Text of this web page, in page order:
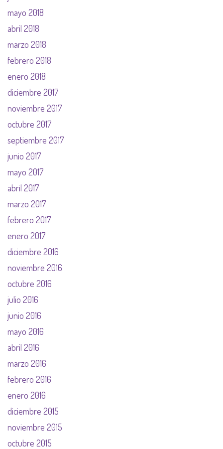
mayo 2018
abril 2018
marzo 2018
febrero 2018
enero 2018
diciembre 2017
noviembre 2017
octubre 2017
septiembre 2017
junio 2017
mayo 2017
abril 2017
marzo 2017
febrero 2017
enero 2017
diciembre 2016
noviembre 2016
octubre 2016
julio 2016
junio 2016
mayo 2016
abril 2016
marzo 2016
febrero 2016
enero 2016
diciembre 2015
noviembre 2015
octubre 2015